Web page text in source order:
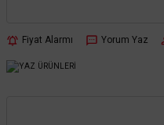
Fiyat Alarmı Yorum Yaz